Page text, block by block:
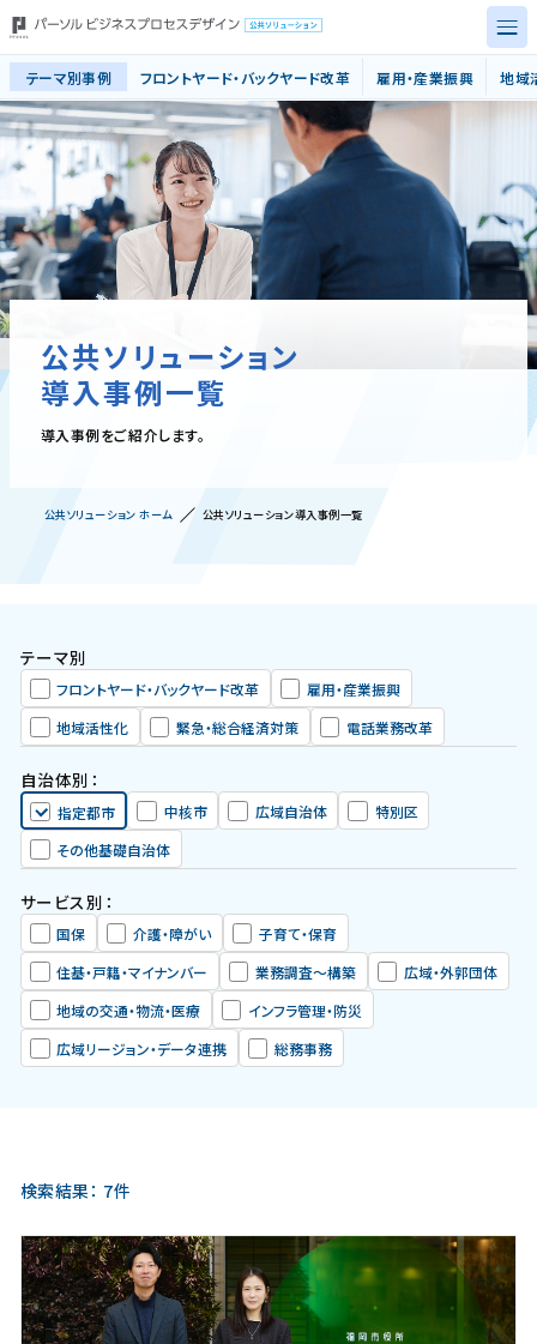
公共ソリューション（BPO・業務改革
トップページ
テーマ別事例
サービス別事例
自治体規模別
導入事例
テーマ別事例 フロントヤード・バックヤード改革 雇用・産業振興 地域
公共ソリューション
導入事例一覧
導入事例をご紹介します。
公共ソリューション ホーム 公共ソリューション導入事例一覧
テーマ別
フロントヤード・バックヤード改革
雇用・産業振興
地域活性化
緊急・総合経済対策 電話業務改革
自治体別：
指定都市 中核市 広域自治体
特別区
その他基礎自治体
サービス別：
国保 介護・障がい
子育て・保育
住基・戸籍・マイナンバー
業務調査〜構築
広域・外郭団体
地域の交通・物流・医療
インフラ管理・防災
広域リージョン・データ連携
総務事務
検索結果： 7件